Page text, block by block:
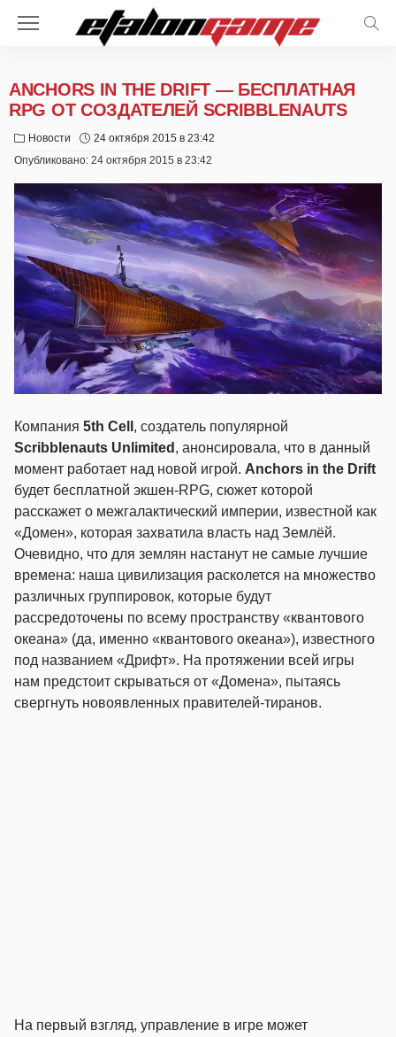
ANCHORS IN THE DRIFT — БЕСПЛАТНАЯ
RPG ОТ СОЗДАТЕЛЕЙ SCRIBBLENAUTS
Новости
24 октября 2015 в 23:42
Опубликовано: 24 октября 2015 в 23:42
Компания 5th Cell , создатель популярной
Scribblenauts Unlimited , анонсировала, что в данный
момент работает над новой игрой. Anchors in the Drift
будет бесплатной экшен-RPG, сюжет которой
расскажет о межгалактический империи, известной как
«Домен», которая захватила власть над Землёй.
Очевидно, что для землян настанут не самые лучшие
времена: наша цивилизация расколется на множество
различных группировок, которые будут
рассредоточены по всему пространству «квантового
океана» (да, именно «квантового океана»), известного
под названием «Дрифт». На протяжении всей игры
нам предстоит скрываться от «Домена», пытаясь
свергнуть новоявленных правителей-тиранов.
На первый взгляд, управление в игре может